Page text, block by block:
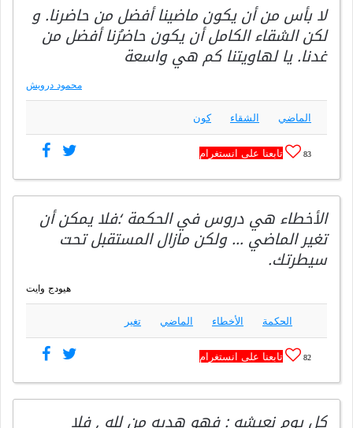
لا بأس من أن يكون ماضينا أفضل من حاضرنا. و
لكن الشقاء الكامل أن يكون حاضرُنا أفضل من
غدنا. يا لهاويتنا كم هي واسعة
محمود درويش
الماضي الشقاء كون
83 تابعنا على انستغرام
الأخطاء هي دروس في الحكمة ؛فلا يمكن أن
تغير الماضي … ولكن مازال المستقبل تحت
سيطرتك.
هيودج وايت
الحكمة الأخطاء الماضي تغير
82 تابعنا على انستغرام
كل يوم نعيشه : فهو هديه ‏من لله‬ , فلا